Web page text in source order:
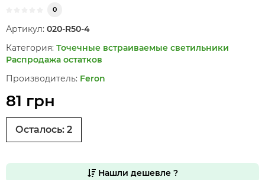
0
Артикул: 020-R50-4
Категория: Точечные встраиваемые светильники
Распродажа остатков
Производитель: Feron
81 грн
Осталось: 2
Нашли дешевле ?